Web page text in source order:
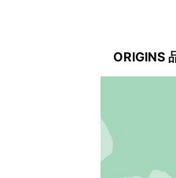
ORIGINS